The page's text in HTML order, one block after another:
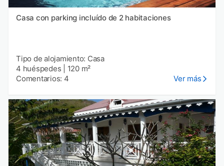
Casa con parking incluído de 2 habitaciones
Tipo de alojamiento: Casa
4 huéspedes
120 m²
Comentarios: 4
Ver más